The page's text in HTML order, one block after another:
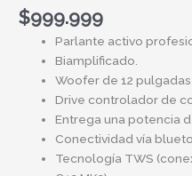
$999.999
Parlante activo
Biamplificado.
Woofer de 12
Drive controlador de
Entrega una potencia
Conectividad vía
Tecnología TWS